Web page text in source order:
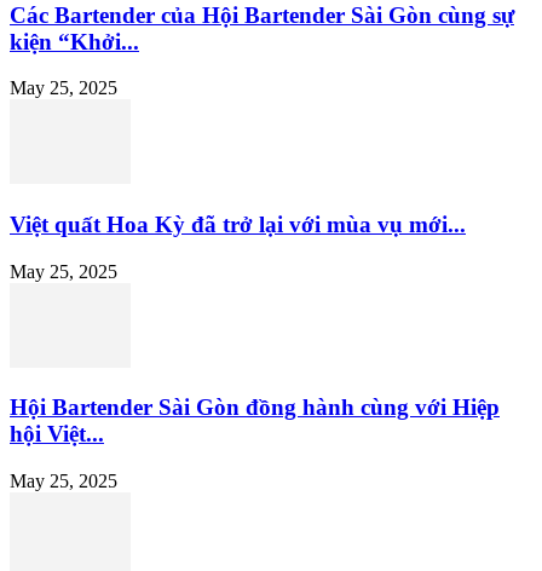
Các Bartender của Hội Bartender Sài Gòn cùng sự
kiện “Khởi...
May 25, 2025
Việt quất Hoa Kỳ đã trở lại với mùa vụ mới...
May 25, 2025
Hội Bartender Sài Gòn đồng hành cùng với Hiệp
hội Việt...
May 25, 2025